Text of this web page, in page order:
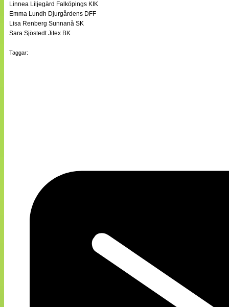
Linnea Liljegärd Falköpings KIK
Emma Lundh Djurgårdens DFF
Lisa Renberg Sunnanå SK
Sara Sjöstedt Jitex BK
Taggar: